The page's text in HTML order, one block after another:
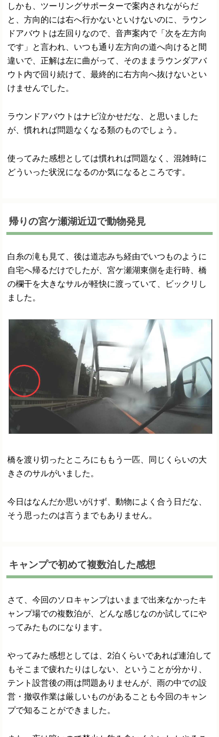
しかも、ツーリングサポーターで案内されながらだ
と、方向的には右へ行かないといけないのに、ラウン
ドアバウトは左回りなので、音声案内で「次を左方向
です」と言われ、いつも通り左方向の道へ向けると間
違いで、正解は左に曲がって、そのままラウンダアバ
ウト内で回り続けて、最終的に右方向へ抜けないとい
けませんでした。
ラウンドアバウトはナビ泣かせだな、と思いました
が、慣れれば問題なくなる類のものでしょう。
使ってみた感想としては慣れれば問題なく、混雑時に
どういった状況になるのか気になるところです。
帰りの宮ケ瀬湖近辺で動物発見
白糸の滝も見て、後は道志みち経由でいつものように
自宅へ帰るだけでしたが、宮ケ瀬湖東側を走行時、橋
の欄干を大きなサルが軽快に渡っていて、ビックリし
ました。
橋を渡り切ったところにももう一匹、同じくらいの大
きさのサルがいました。
今日はなんだか思いがけず、動物によく合う日だな、
そう思ったのは言うまでもありません。
キャンプで初めて複数泊した感想
さて、今回のソロキャンプはいままで出来なかったキ
ャンプ場での複数泊が、どんな感じなのか試してにや
ってみたものになります。
やってみた感想としては、2泊くらいであれば連泊して
もそこまで疲れたりはしない、ということが分かり、
テント設営後の雨は問題ありませんが、雨の中での設
営・撤収作業は厳しいものがあることも今回のキャン
プで知ることができました。